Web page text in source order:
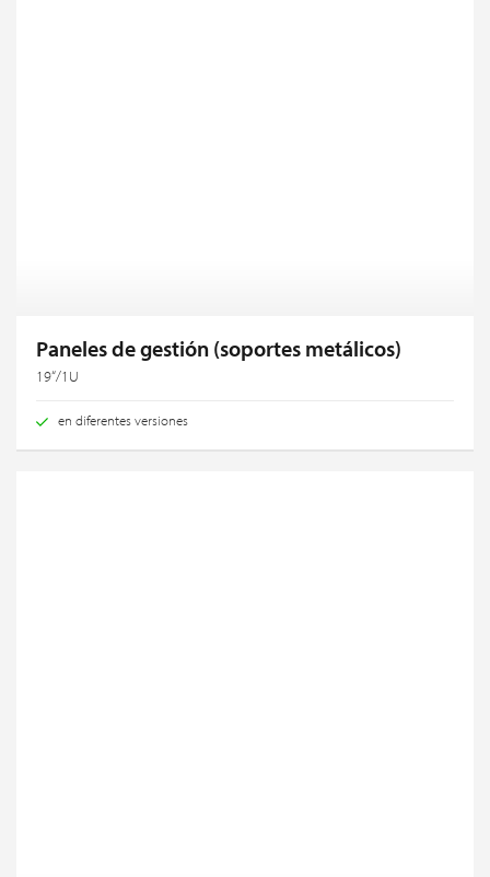
Paneles de gestión (soportes metálicos)
19“/1U
en diferentes versiones